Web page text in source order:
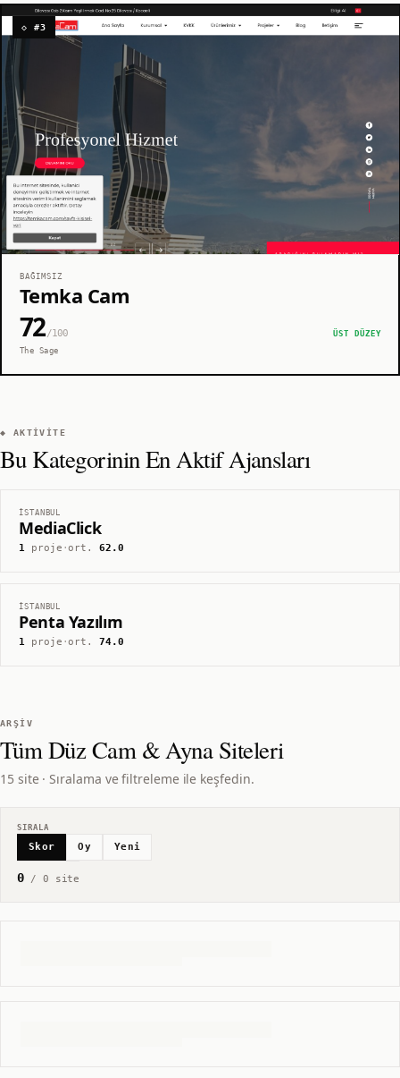
◇ #3
BAĞIMSIZ
Temka Cam
72/100
ÜST DÜZEY
The Sage
◆ AKTIVITE
Bu Kategorinin En Aktif Ajansları
İSTANBUL
MediaClick
1proje ·ort.62.0
İSTANBUL
Penta Yazılım
1proje ·ort.74.0
ARŞIV
TümDüz Cam & AynaSiteleri
15 site · Sıralama ve filtreleme ile keşfedin.
SIRALA
Skor Oy Yeni
0/ 0 site